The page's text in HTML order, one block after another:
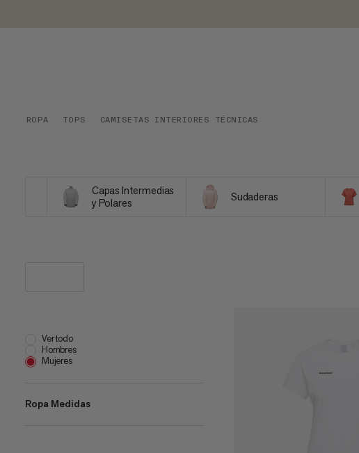
ROPA TOPS CAMISETAS INTERIORES TÉCNICAS
Capas Intermedias
y Polares
Sudaderas
Ver todo
Hombres
Mujeres
Ropa Medidas